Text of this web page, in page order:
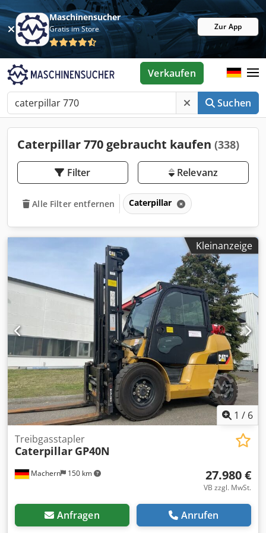
Maschinensucher
Gratis im Store Zur App
Suchen
Verkaufen
Caterpillar 770 gebraucht kaufen (338)
Filter Relevanz
Alle Filter entfernen Caterpillar
Kleinanzeige
1 / 6
Machern 150 km
Treibgasstapler
Caterpillar GP40N
27.980 €
VB zzgl. MwSt.
Anfragen Anrufen